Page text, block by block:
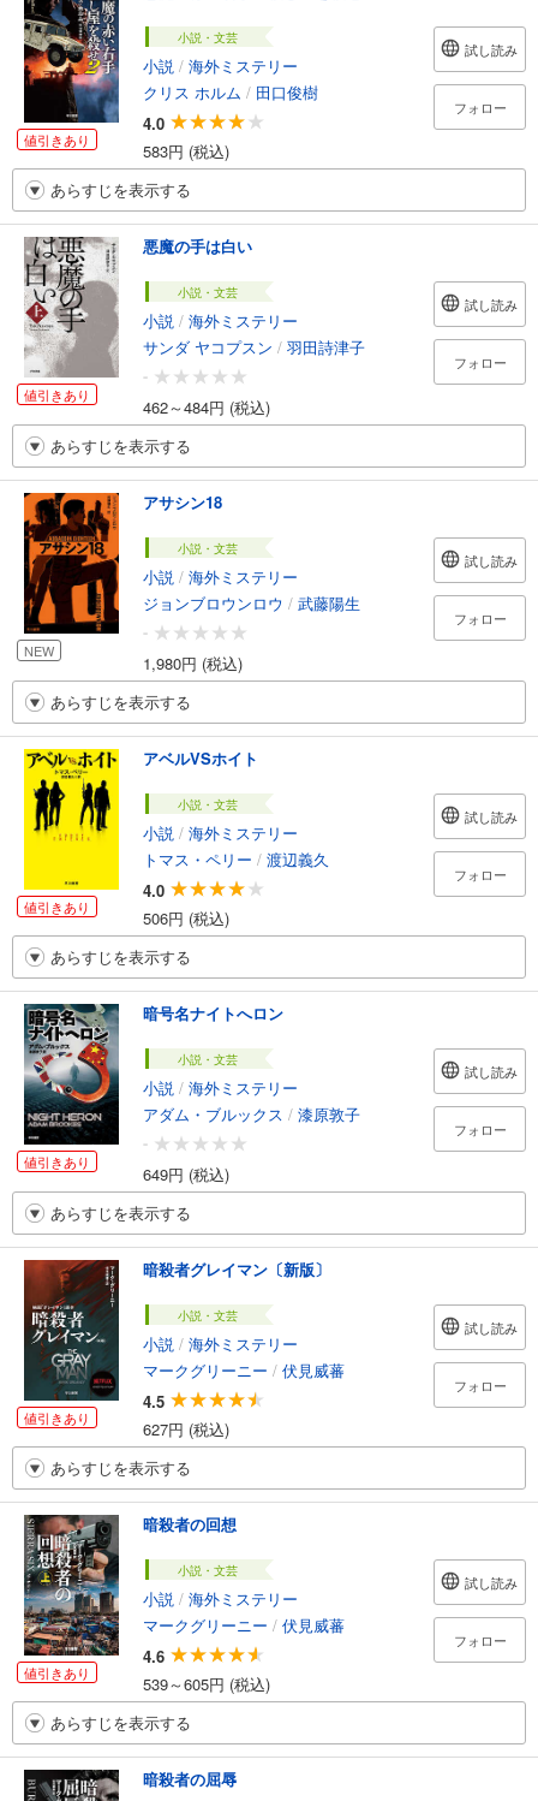
値引きあり
小説・文芸
小説 / 海外ミステリー
クリス ホルム / 田口俊樹
4.0
583円 (税込)
試し読み
フォロー
あらすじを表示する
値引きあり
悪魔の手は白い
小説・文芸
小説 / 海外ミステリー
サンダ ヤコプスン / 羽田詩津子
-
462～484円 (税込)
試し読み
フォロー
あらすじを表示する
NEW
アサシン18
小説・文芸
小説 / 海外ミステリー
ジョンブロウンロウ / 武藤陽生
-
1,980円 (税込)
試し読み
フォロー
あらすじを表示する
値引きあり
アベルVSホイト
小説・文芸
小説 / 海外ミステリー
トマス・ペリー / 渡辺義久
4.0
506円 (税込)
試し読み
フォロー
あらすじを表示する
値引きあり
暗号名ナイトへロン
小説・文芸
小説 / 海外ミステリー
アダム・ブルックス / 漆原敦子
-
649円 (税込)
試し読み
フォロー
あらすじを表示する
値引きあり
暗殺者グレイマン〔新版〕
小説・文芸
小説 / 海外ミステリー
マークグリーニー / 伏見威蕃
4.5
627円 (税込)
試し読み
フォロー
あらすじを表示する
値引きあり
暗殺者の回想
小説・文芸
小説 / 海外ミステリー
マークグリーニー / 伏見威蕃
4.6
539～605円 (税込)
試し読み
フォロー
あらすじを表示する
暗殺者の屈辱